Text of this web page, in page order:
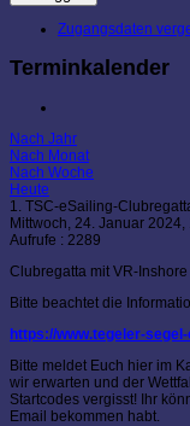
Zugangsdaten
Terminkalender
Nach Jahr
Nach Monat
Nach Woche
Heute
1. TSC-eSailing-
Mittwoch, 24. Januar 2024,
Aufrufe : 2289
Clubregatta mit VR-
Bitte beachtet die
https://www.tegeler-
Bitte meldet Euch hier im
wir erwarten und der
Startcodes vergisst! Ihr
Email bekommen habt.